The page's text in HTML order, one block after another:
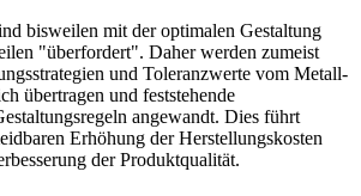
bisweilen mit der optimalen Gestaltung
"überfordert". Daher werden zumeist
und Toleranzwerte vom Metall-
übertragen und feststehende
angewandt. Dies führt
Erhöhung der Herstellungskosten
der Produktqualität.